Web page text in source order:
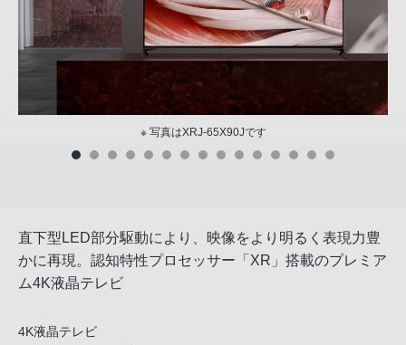
※ 写真はXRJ-65X90Jです
直下型LED部分駆動により、映像をより明るく表現力豊
かに再現。認知特性プロセッサー「XR」搭載のプレミア
ム4K液晶テレビ
4K液晶テレビ